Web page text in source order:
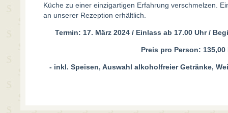
Küche zu einer einzigartigen Erfahrung verschmelzen.
an unserer Rezeption erhältlich.
Termin: 17. März 2024 / Einlass ab 17.00 Uhr /
Preis pro Person: 135,00
- inkl. Speisen, Auswahl alkoholfreier Getränke,